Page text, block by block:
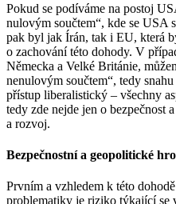
Pokud se podíváme na postoj
nulovým součtem“, kde se USA
pak byl jak Írán, tak i EU, která
o zachování této dohody. V
Německa a Velké Británie,
nenulovým součtem“, tedy
přístup liberalistický – všechny
tedy zde nejde jen o bezpečnost
a rozvoj.
Bezpečnostní a geopolitické
Prvním a vzhledem k této
problematiky je riziko týkající se